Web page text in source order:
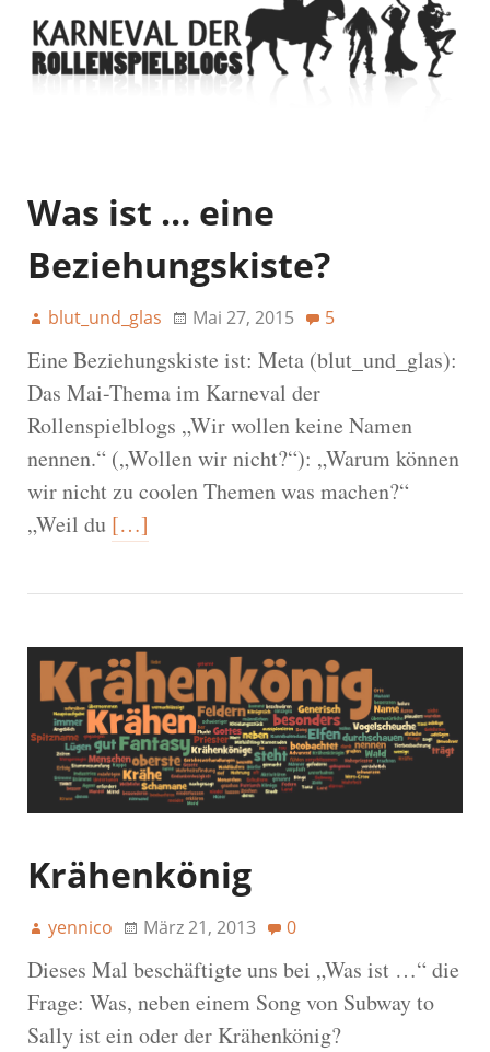
Was ist … eine
Beziehungskiste?
blut_und_glas Mai 27, 2015 5
Eine Beziehungskiste ist: Meta (blut_und_glas):
Das Mai-Thema im Karneval der
Rollenspielblogs „Wir wollen keine Namen
nennen.“ („Wollen wir nicht?“): „Warum können
wir nicht zu coolen Themen was machen?“
„Weil du […]
Krähenkönig
yennico März 21, 2013 0
Dieses Mal beschäftigte uns bei „Was ist …“ die
Frage: Was, neben einem Song von Subway to
Sally ist ein oder der Krähenkönig?